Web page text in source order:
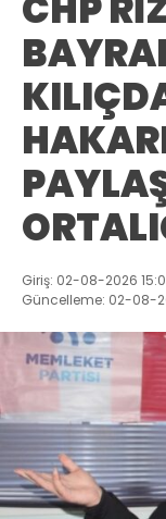
Giriş: 02-08-2026
Güncelleme: 02-08-